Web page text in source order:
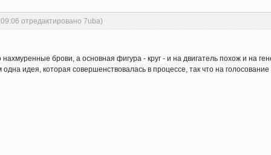
отредактировано 7uba)
брови, а основная фигура - круг - и на двигатель похож и на
идея, которая совершенствовалась в процессе, так что на